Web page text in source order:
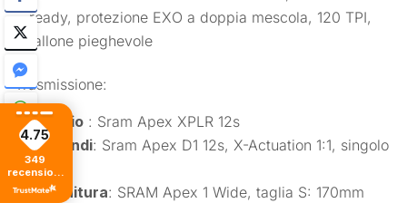
ready, protezione EXO a doppia mescola, 120 TPI,
tallone pieghevole
Trasmissione:
Cambio : Sram Apex XPLR 12s
Comandi: Sram Apex D1 12s, X-Actuation 1:1, singolo
clic
Guarnitura: SRAM Apex 1 Wide, taglia S: 170mm
4.75
349
recensioni
di tutti i